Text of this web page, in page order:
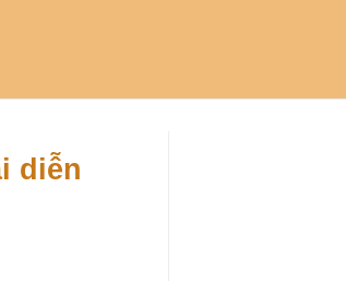
diễn